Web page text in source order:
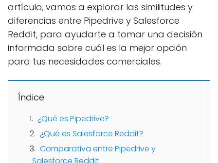
artículo, vamos a explorar las similitudes y
diferencias entre Pipedrive y Salesforce
Reddit, para ayudarte a tomar una decisión
informada sobre cuál es la mejor opción
para tus necesidades comerciales.
Índice
¿Qué es Pipedrive?
¿Qué es Salesforce Reddit?
Comparativa entre Pipedrive y